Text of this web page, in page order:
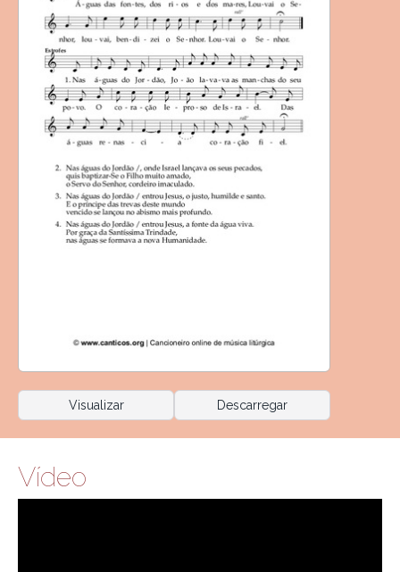
Visualizar Descarregar
Vídeo